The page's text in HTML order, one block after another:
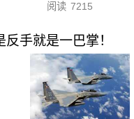
阅读 7215
手就是一巴掌！